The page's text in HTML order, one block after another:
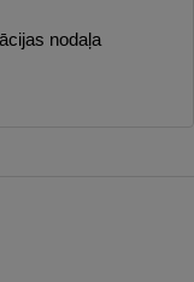
nodaļa